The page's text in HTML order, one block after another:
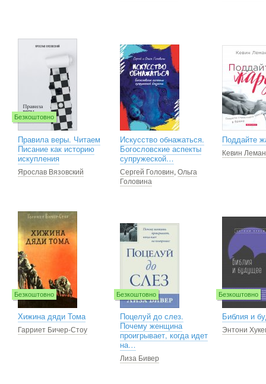
Безкоштовно
Правила веры. Читаем
Писание как историю
искупления
Ярослав Вязовский
Искусство обнажаться.
Богословские аспекты
супружеской…
Сергей Головин, Ольга
Головина
Поддайте
Кевин Леман
Безкоштовно
Хижина дяди Тома
Гарриет Бичер-Стоу
Безкоштовно
Поцелуй до слез.
Почему женщина
проигрывает, когда идет
на…
Лиза Бивер
Безкоштовно
Библия и
Энтони